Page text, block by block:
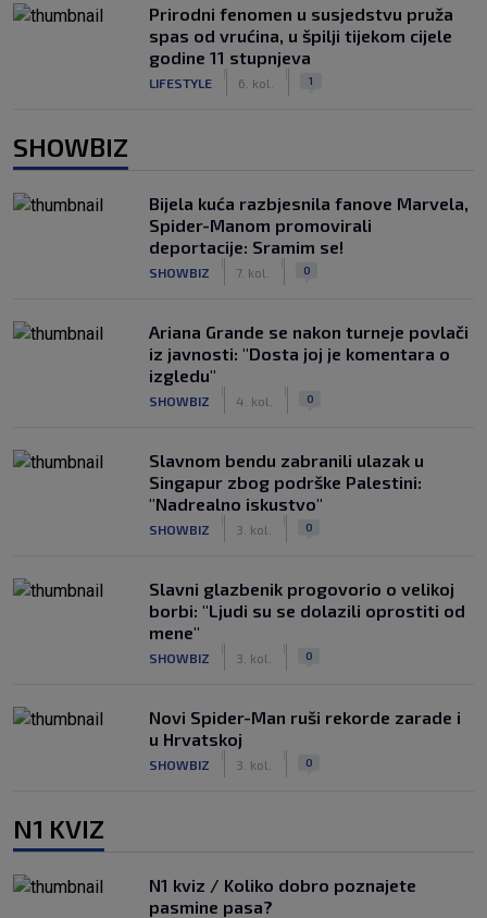
Prirodni fenomen u susjedstvu pruža
spas od vrućina, u špilji tijekom cijele
godine 11 stupnjeva
LIFESTYLE 6. kol. 1
SHOWBIZ
Bijela kuća razbjesnila fanove Marvela,
Spider-Manom promovirali
deportacije: Sramim se!
SHOWBIZ 7. kol. 0
Ariana Grande se nakon turneje povlači
iz javnosti: "Dosta joj je komentara o
izgledu"
SHOWBIZ 4. kol. 0
Slavnom bendu zabranili ulazak u
Singapur zbog podrške Palestini:
"Nadrealno iskustvo"
SHOWBIZ 3. kol. 0
Slavni glazbenik progovorio o velikoj
borbi: "Ljudi su se dolazili oprostiti od
mene"
SHOWBIZ 3. kol. 0
Novi Spider-Man ruši rekorde zarade i
u Hrvatskoj
SHOWBIZ 3. kol. 0
N1 KVIZ
N1 kviz / Koliko dobro poznajete
pasmine pasa?